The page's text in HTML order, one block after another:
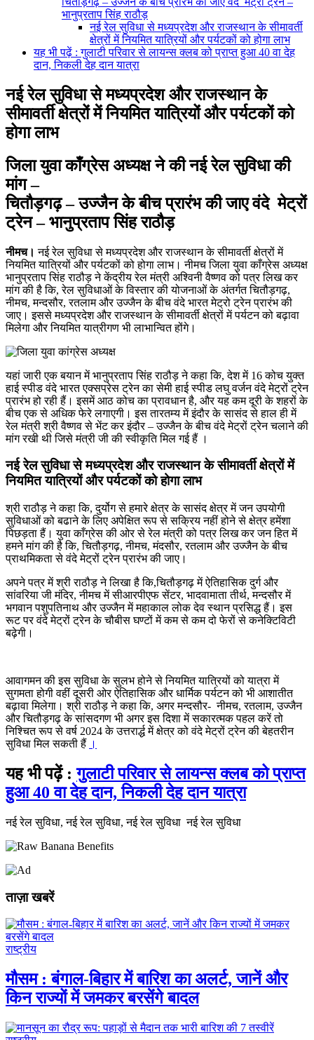
भानुप्रताप सिंह राठौड़
नई रेल सुविधा से मध्यप्रदेश और राजस्थान के सीमावर्ती
क्षेत्रों में नियमित यात्रियों और पर्यटकों को होगा लाभ
यह भी पढ़ें : गुलाटी परिवार से लायन्स क्लब को प्राप्त हुआ 40 वा देह
दान, निकली देह दान यात्रा
नई रेल सुविधा से मध्यप्रदेश और राजस्थान के
सीमावर्ती क्षेत्रों में नियमित यात्रियों और पर्यटकों को
होगा लाभ
जिला युवा काँग्रेस अध्यक्ष ने की नई रेल सुविधा की
मांग –
चितौड़गढ़ – उज्जैन के बीच प्रारंभ की जाए वंदे मेट्रों
ट्रेन – भानुप्रताप सिंह राठौड़
नीमच। नई रेल सुविधा से मध्यप्रदेश और राजस्थान के सीमावर्ती क्षेत्रों में
नियमित यात्रियों और पर्यटकों को होगा लाभ। नीमच जिला युवा काँग्रेस अध्यक्ष
भानुप्रताप सिंह राठौड़ ने केंद्रीय रेल मंत्री अश्विनी वैष्णव को पत्र लिख कर
मांग की है कि, रेल सुविधाओं के विस्तार की योजनाओं के अंतर्गत चितौड़गढ़,
नीमच, मन्दसौर, रतलाम और उज्जैन के बीच वंदे भारत मेट्रो ट्रेन प्रारंभ की
जाए। इससे मध्यप्रदेश और राजस्थान के सीमावर्ती क्षेत्रों में पर्यटन को बढ़ावा
मिलेगा और नियमित यात्रीगण भी लाभान्वित होंगे।
यहां जारी एक बयान में भानुप्रताप सिंह राठौड़ ने कहा कि, देश में 16 कोच युक्त
हाई स्पीड वंदे भारत एक्सप्रेस ट्रेन का सेमी हाई स्पीड लघु वर्जन वंदे मेट्रों ट्रेन
प्रारंभ हो रही हैं। इसमें आठ कोच का प्रावधान है, और यह कम दूरी के शहरों के
बीच एक से अधिक फेरे लगाएगी। इस तारतम्य में इंदौर के सासंद से हाल ही में
रेल मंत्री श्री वैष्णव से भेंट कर इंदौर – उज्जैन के बीच वंदे मेट्रों ट्रेन चलाने की
मांग रखी थी जिसे मंत्री जी की स्वीकृति मिल गई हैं ।
नई रेल सुविधा से मध्यप्रदेश और राजस्थान के सीमावर्ती क्षेत्रों में
नियमित यात्रियों और पर्यटकों को होगा लाभ
श्री राठौड़ ने कहा कि, दुर्योग से हमारे क्षेत्र के सासंद क्षेत्र में जन उपयोगी
सुविधाओं को बढाने के लिए अपेक्षित रूप से सक्रिय नहीं होने से क्षेत्र हमेंशा
पिछड़ता हैं। युवा काँग्रेस की ओर से रेल मंत्री को पत्र लिख कर जन हित में
हमने मांग की है कि, चितौड़गढ़, नीमच, मंदसौर, रतलाम और उज्जैन के बीच
प्राथमिकता से वंदे मेट्रों ट्रेन प्रारंभ की जाए।
अपने पत्र में श्री राठौड़ ने लिखा है कि,चितौड़गढ़ में ऐतिहासिक दुर्ग और
सांवरिया जी मंदिर, नीमच में सीआरपीएफ सेंटर, भादवामाता तीर्थ, मन्दसौर में
भगवान पशुपतिनाथ और उज्जैन में महाकाल लोक देव स्थान प्रसिद्ध हैं। इस
रूट पर वंदे मेट्रों ट्रेन के चौबीस घण्टों में कम से कम दो फेरों से कनेक्टिविटी
बढ़ेगी।
आवागमन की इस सुविधा के सुलभ होने से नियमित यात्रियों को यात्रा में
सुगमता होगी वहीं दूसरी ओर ऐतिहासिक और धार्मिक पर्यटन को भी आशातीत
बढ़ावा मिलेगा। श्री राठौड़ ने कहा कि, अगर मन्दसौर- नीमच, रतलाम, उज्जैन
और चितौड़गढ़ के सांसदगण भी अगर इस दिशा में सकारत्मक पहल करें तो
निश्चित रूप से वर्ष 2024 के उत्तरार्द्ध में क्षेत्र को वंदे मेट्रों ट्रेन की बेहतरीन
सुविधा मिल सकती हैं ।
यह भी पढ़ें :गुलाटी परिवार से लायन्स क्लब को प्राप्त
हुआ 40 वा देह दान, निकली देह दान यात्रा
नई रेल सुविधा, नई रेल सुविधा, नई रेल सुविधा नई रेल सुविधा
ताज़ा खबरें
राष्ट्रीय
मौसम : बंगाल-बिहार में बारिश का अलर्ट, जानें और
किन राज्यों में जमकर बरसेंगे बादल